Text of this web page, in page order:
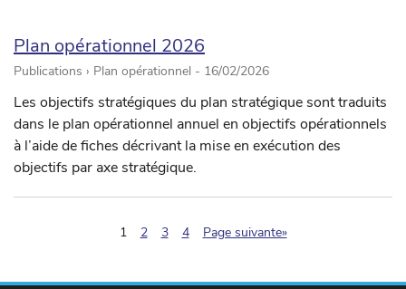
Plan opérationnel 2026
Publications › Plan opérationnel - 16/02/2026
Les objectifs stratégiques du plan stratégique sont traduits
dans le plan opérationnel annuel en objectifs opérationnels
à l’aide de fiches décrivant la mise en exécution des
objectifs par axe stratégique.
1(pagination.current)
2 3 4 Page suivante»